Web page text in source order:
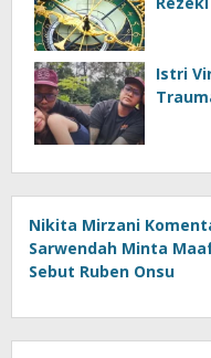
Istri
Nikita Mirzani
Sarwendah Minta
Sebut Ruben Onsu